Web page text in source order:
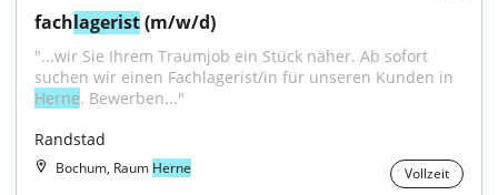
fachlagerist (m/w/d)
"...wir Sie Ihrem Traumjob ein Stück näher. Ab sofort
Herne. Bewerben..."
Randstad
Bochum, Raum Herne Vollzeit